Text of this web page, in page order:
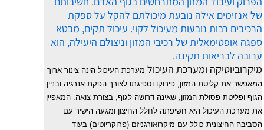
של אנזימים אילה נובעת מיכולתם להקל על ספקת
הרכיבים רבות נובעות מעיכול לקוי. עיכול תקים, מבטא
ספגה אופטימאלית של רכיבי המזון וניצולם היעילה, הוא
ערובה לבריאות תקינה.
מיקרוביוטיקה ומערכת העיכול מערכת העיכול הינה צינור ארוך
המאפשר את קליטת המזון, פירוקו וספיגתו לצורך הפקת אנרגיה ובניין
הגוף ופליטת פסולת המזון, שאינה דרושה לגוף, בצורת צואה. המאפיין
את מערכת העיכול היא חשיפתה לחלל החיצון ומגעה הישיר עם
הסביבה החיצונית כולל עם מיקרואורגניזם (פרוקריוטים) בעוד